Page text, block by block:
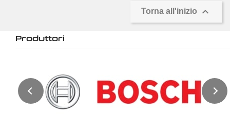
Torna all'inizio 
Produttori